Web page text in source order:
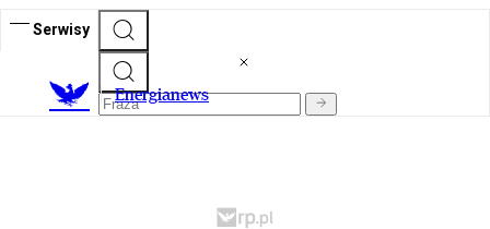
Serwisy
Energianews